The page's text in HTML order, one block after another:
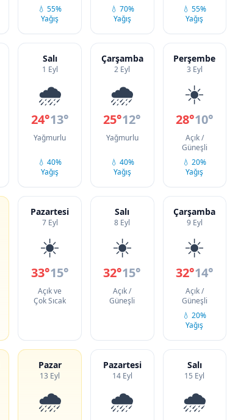
💧 55%
Yağış
💧 70%
Yağış
💧 55%
Yağış
Salı
1 Eyl
🌧️
24°13°
Yağmurlu
💧 40%
Yağış
Çarşamba
2 Eyl
🌧️
25°12°
Yağmurlu
💧 40%
Yağış
Perşembe
3 Eyl
☀️
28°10°
Açık /
Güneşli
💧 20%
Yağış
Pazartesi
7 Eyl
☀️
33°15°
Açık ve
Çok Sıcak
Salı
8 Eyl
☀️
32°15°
Açık /
Güneşli
Çarşamba
9 Eyl
☀️
32°14°
Açık /
Güneşli
💧 20%
Yağış
Pazar
13 Eyl
🌧️
Pazartesi
14 Eyl
🌧️
Salı
15 Eyl
🌧️